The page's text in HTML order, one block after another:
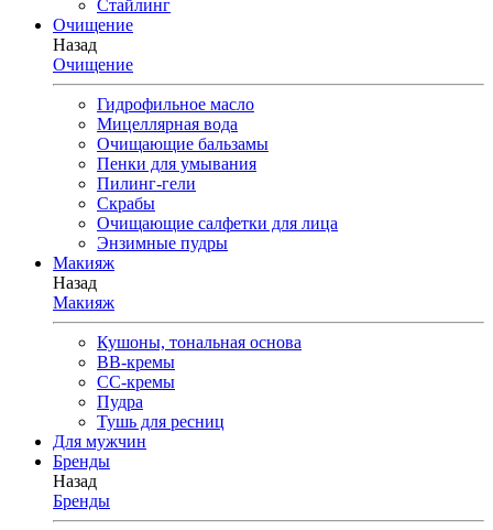
Стайлинг
Очищение
Назад
Очищение
Гидрофильное масло
Мицеллярная вода
Очищающие бальзамы
Пенки для умывания
Пилинг-гели
Скрабы
Очищающие салфетки для лица
Энзимные пудры
Макияж
Назад
Макияж
Кушоны, тональная основа
BB-кремы
CC-кремы
Пудра
Тушь для ресниц
Для мужчин
Бренды
Назад
Бренды